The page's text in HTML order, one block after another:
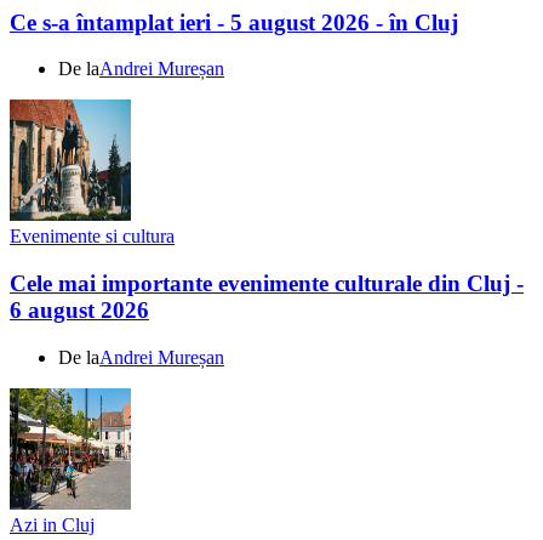
Ce s-a întamplat ieri - 5 august 2026 - în Cluj
De laAndrei Mureșan
Evenimente si cultura
Cele mai importante evenimente culturale din Cluj -
6 august 2026
De laAndrei Mureșan
Azi in Cluj